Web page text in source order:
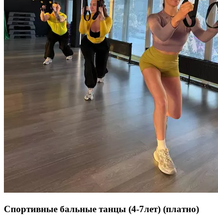
Спортивные бальные танцы (4-7лет) (платно)